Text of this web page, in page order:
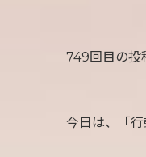
749回目の投
今日は、「